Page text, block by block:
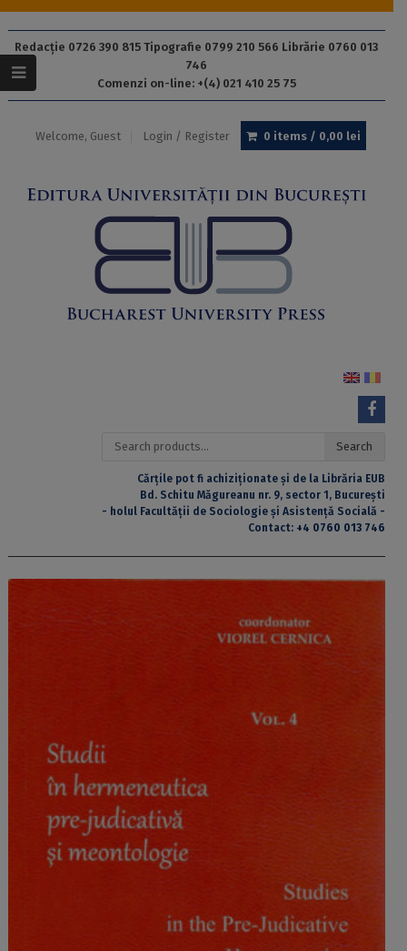
Redacție 0726 390 815 Tipografie 0799 210 566 Librărie 0760 013
746
Comenzi on-line: +(4) 021 410 25 75
Welcome, Guest Login / Register 0 items / 0,00 lei
Search
Search
Cărțile pot fi achiziționate și de la Librăria EUB
Bd. Schitu Măgureanu nr. 9, sector 1, București
- holul Facultății de Sociologie și Asistență Socială -
Contact: +4 0760 013 746